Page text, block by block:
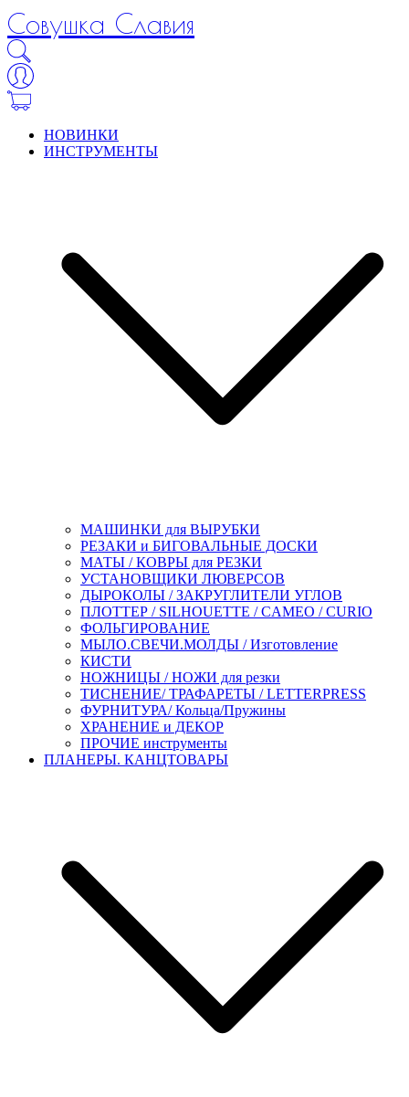
Совушка Славия
НОВИНКИ
ИНСТРУМЕНТЫ
МАШИНКИ для ВЫРУБКИ
РЕЗАКИ и БИГОВАЛЬНЫЕ ДОСКИ
МАТЫ / КОВРЫ для РЕЗКИ
УСТАНОВЩИКИ ЛЮВЕРСОВ
ДЫРОКОЛЫ / ЗАКРУГЛИТЕЛИ УГЛОВ
ПЛОТТЕР / SILHOUETTE / CAMEO / CURIO
ФОЛЬГИРОВАНИЕ
МЫЛО.СВЕЧИ.МОЛДЫ / Изготовление
КИСТИ
НОЖНИЦЫ / НОЖИ для резки
ТИСНЕНИЕ/ ТРАФАРЕТЫ / LETTERPRESS
ФУРНИТУРА/ Кольца/Пружины
ХРАНЕНИЕ и ДЕКОР
ПРОЧИЕ инструменты
ПЛАНЕРЫ. КАНЦТОВАРЫ